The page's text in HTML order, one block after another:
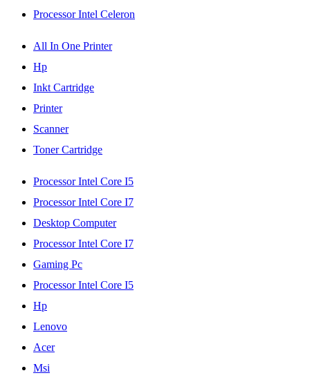
Processor Intel Celeron
All In One Printer
Hp
Inkt Cartridge
Printer
Scanner
Toner Cartridge
Processor Intel Core I5
Processor Intel Core I7
Desktop Computer
Processor Intel Core I7
Gaming Pc
Processor Intel Core I5
Hp
Lenovo
Acer
Msi